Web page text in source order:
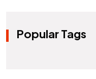
Popular Tags